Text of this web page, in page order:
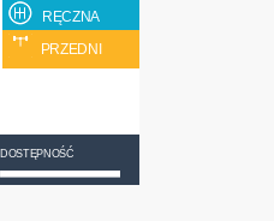
RĘCZNA
PRZEDNI
DOSTĘPNOŚĆ